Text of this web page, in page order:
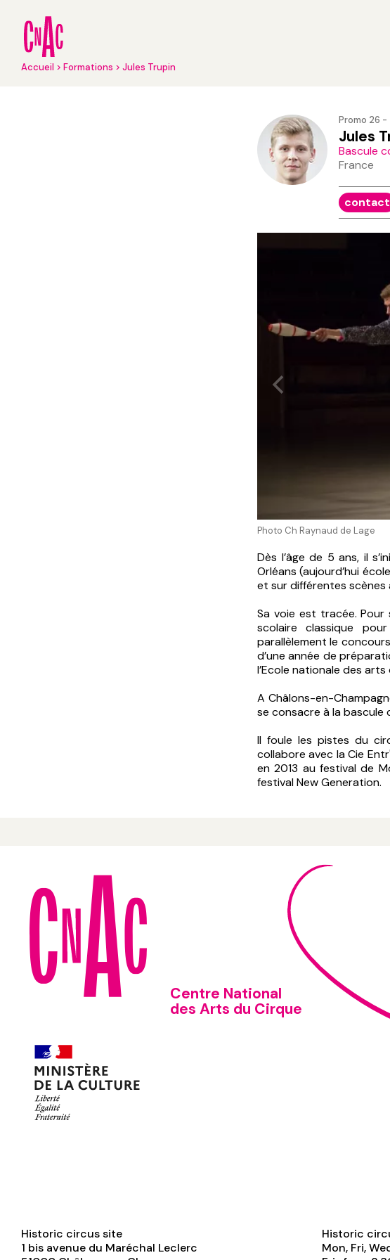
contenu
principal
Fil
Accueil Formations Jules Trupin
Promo 26 -
Jules
Bascule
France
contact
Photo Ch Raynaud de Lage
Dès l’âge de 5 ans, il
Orléans (aujourd’hui
et sur différentes scènes
Sa voie est tracée.
scolaire classique
parallèlement le
d’une année de
l’Ecole nationale des
A Châlons-en-
se consacre à la bascule
Il foule les pistes du
collabore avec la Cie
en 2013 au festival de
festival New Generation.
Centre National
des Arts du Cirque
Historic circus site
1 bis avenue du Maréchal Leclerc
Historic
Mon, Fri,